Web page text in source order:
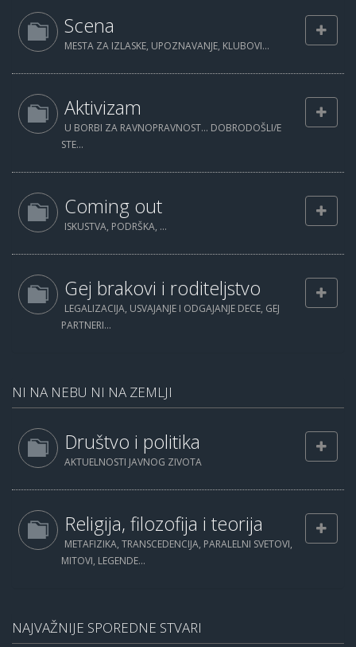
Scena
MESTA ZA IZLASKE, UPOZNAVANJE, KLUBOVI...
Aktivizam
U BORBI ZA RAVNOPRAVNOST... DOBRODOŠLI/E
STE...
Coming out
ISKUSTVA, PODRŠKA, ...
Gej brakovi i roditeljstvo
LEGALIZACIJA, USVAJANJE I ODGAJANJE DECE, GEJ
PARTNERI...
NI NA NEBU NI NA ZEMLJI
Društvo i politika
AKTUELNOSTI JAVNOG ZIVOTA
Religija, filozofija i teorija
METAFIZIKA, TRANSCEDENCIJA, PARALELNI SVETOVI,
MITOVI, LEGENDE...
NAJVAŽNIJE SPOREDNE STVARI